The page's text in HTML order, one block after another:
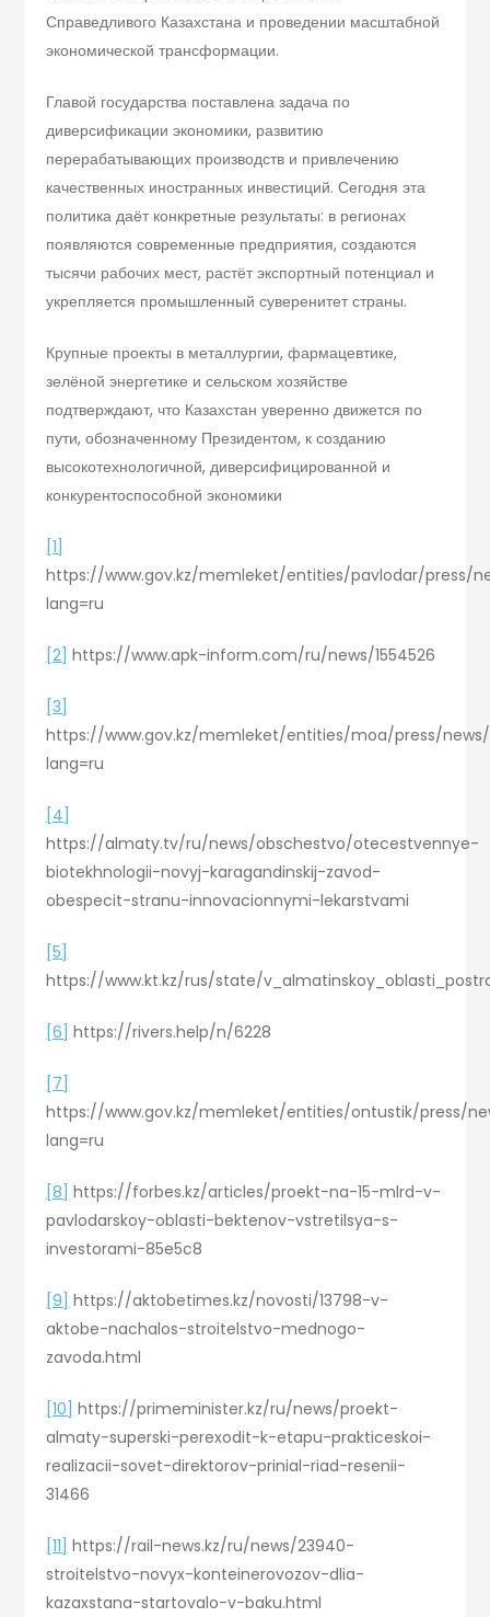
Справедливого Казахстана и проведении масштабной
экономической трансформации.
Главой государства поставлена задача по
диверсификации экономики, развитию
перерабатывающих производств и привлечению
качественных иностранных инвестиций. Сегодня эта
политика даёт конкретные результаты: в регионах
появляются современные предприятия, создаются
тысячи рабочих мест, растёт экспортный потенциал и
укрепляется промышленный суверенитет страны.
Крупные проекты в металлургии, фармацевтике,
зелёной энергетике и сельском хозяйстве
подтверждают, что Казахстан уверенно движется по
пути, обозначенному Президентом, к созданию
высокотехнологичной, диверсифицированной и
конкурентоспособной экономики
[1]
https://www.gov.kz/memleket/entities/pavlodar/press/
lang=ru
[2] https://www.apk-inform.com/ru/news/1554526
[3]
https://www.gov.kz/memleket/entities/moa/press/news/
lang=ru
[4]
https://almaty.tv/ru/news/obschestvo/otecestvennye-
biotekhnologii-novyj-karagandinskij-zavod-
obespecit-stranu-innovacionnymi-lekarstvami
[5]
https://www.kt.kz/rus/state/
[6] https://rivers.help/n/6228
[7]
https://www.gov.kz/memleket/entities/ontustik/press/
lang=ru
[8] https://forbes.kz/articles/proekt-na-15-mlrd-v-
pavlodarskoy-oblasti-bektenov-vstretilsya-s-
investorami-85e5c8
[9] https://aktobetimes.kz/novosti/13798-v-
aktobe-nachalos-stroitelstvo-mednogo-
zavoda.html
[10] https://primeminister.kz/ru/news/proekt-
almaty-superski-perexodit-k-etapu-prakticeskoi-
realizacii-sovet-direktorov-prinial-riad-resenii-
31466
[11] https://rail-news.kz/ru/news/23940-
stroitelstvo-novyx-konteinerovozov-dlia-
kazaxstana-startovalo-v-baku.html